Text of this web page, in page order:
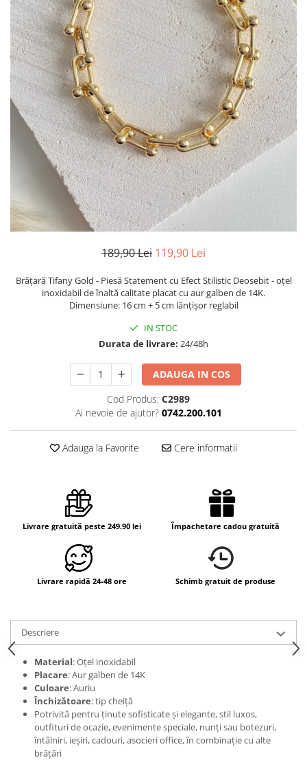
189,90 Lei 119,90 Lei
Brățară Tifany Gold - Piesă Statement cu Efect Stilistic Deosebit - oțel
inoxidabil de înaltă calitate placat cu aur galben de 14K.
Dimensiune: 16 cm + 5 cm lănțișor reglabil
IN STOC
Durata de livrare: 24/48h
ADAUGA IN COS
Cod Produs: C2989
Ai nevoie de ajutor? 0742.200.101
Adauga la Favorite Cere informatii
Livrare gratuită peste 249.90 lei Împachetare cadou gratuită
Livrare rapidă 24-48 ore Schimb gratuit de produse
Descriere
Material: Oțel inoxidabil
Placare: Aur galben de 14K
Culoare: Auriu
Închizătoare: tip cheiță
Potrivită pentru ținute sofisticate și elegante, stil luxos,
outfituri de ocazie, evenimente speciale, nunți sau botezuri,
întâlniri, ieșiri, cadouri, asocieri office, în combinație cu alte
brățări